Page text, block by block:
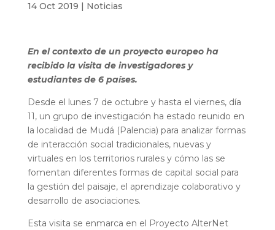
14 Oct 2019 | Noticias
En el contexto de un proyecto europeo ha
recibido la visita de investigadores y
estudiantes de 6 países.
Desde el lunes 7 de octubre y hasta el viernes, día
11, un grupo de investigación ha estado reunido en
la localidad de Mudá (Palencia) para analizar formas
de interacción social tradicionales, nuevas y
virtuales en los territorios rurales y cómo las se
fomentan diferentes formas de capital social para
la gestión del paisaje, el aprendizaje colaborativo y
desarrollo de asociaciones.
Esta visita se enmarca en el Proyecto AlterNet